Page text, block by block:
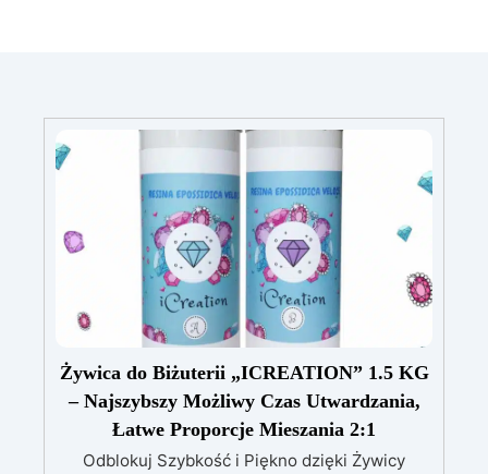
Żywica do Biżuterii „ICREATION” 1.5 KG
– Najszybszy Możliwy Czas Utwardzania,
Łatwe Proporcje Mieszania 2:1
Odblokuj Szybkość i Piękno dzięki Żywicy